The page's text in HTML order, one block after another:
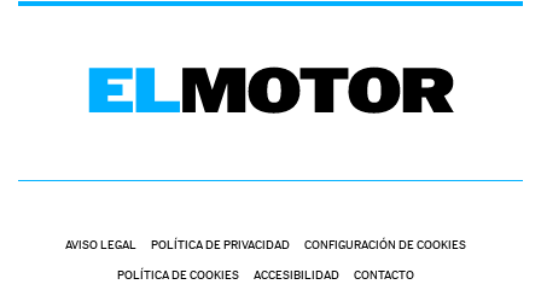
AVISO LEGAL POLÍTICA DE PRIVACIDAD CONFIGURACIÓN DE COOKIES
POLÍTICA DE COOKIES ACCESIBILIDAD CONTACTO